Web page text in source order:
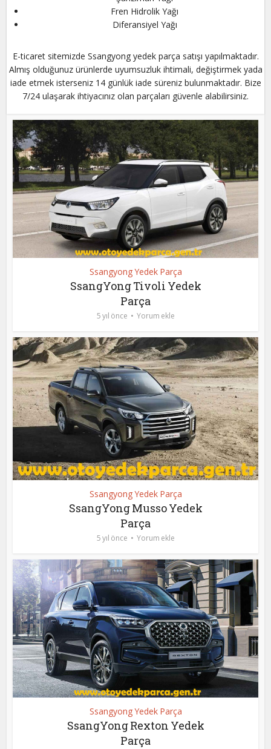
Fren Hidrolik Yağı
Diferansiyel Yağı
E-ticaret sitemizde Ssangyong yedek parça satışı yapılmaktadır.
Almış olduğunuz ürünlerde uyumsuzluk ihtimali, değiştirmek yada
iade etmek isterseniz 14 günlük iade süreniz bulunmaktadır. Bize
7/24 ulaşarak ihtiyacınız olan parçaları güvenle alabilirsiniz.
Ssangyong Yedek Parça
SsangYong Tivoli Yedek
Parça
5 yıl önce Yorum ekle
Ssangyong Yedek Parça
SsangYong Musso Yedek
Parça
5 yıl önce Yorum ekle
Ssangyong Yedek Parça
SsangYong Rexton Yedek
Parça